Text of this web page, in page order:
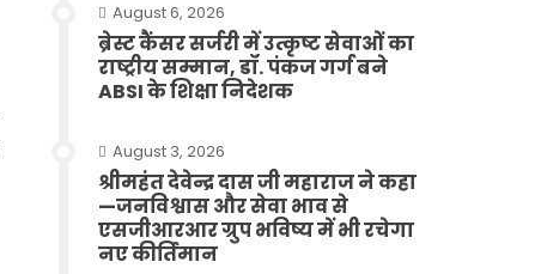
August 6, 2026
ब्रेस्ट कैंसर सर्जरी में उत्कृष्ट सेवाओं का
राष्ट्रीय सम्मान, डॉ. पंकज गर्ग बने
ABSI के शिक्षा निदेशक
August 3, 2026
श्रीमहंत देवेन्द्र दास जी महाराज ने कहा
—जनविश्वास और सेवा भाव से
एसजीआरआर ग्रुप भविष्य में भी रचेगा
नए कीर्तिमान